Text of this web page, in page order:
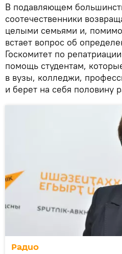
В подавляющем
соотечественники
целыми семьями и, помимо
встает вопрос об
Госкомитет по
помощь студентам,
в вузы, колледжи,
и берет на себя половину
Радио